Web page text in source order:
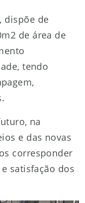
dispõe de
de área de
tendo
na
e das novas
corresponder
satisfação dos